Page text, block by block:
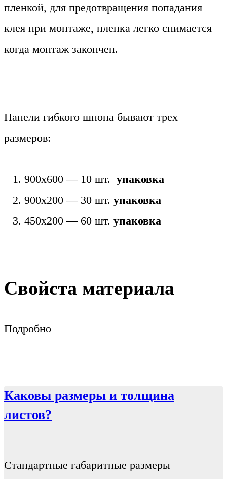
пленкой, для предотвращения попадания
клея при монтаже, пленка легко снимается
когда монтаж закончен.
Панели гибкого шпона бывают трех
размеров:
900х600 — 10 шт. упаковка
900х200 — 30 шт. упаковка
450х200 — 60 шт. упаковка
Свойста материала
Подробно
Каковы размеры и толщина
листов?
Стандартные габаритные размеры